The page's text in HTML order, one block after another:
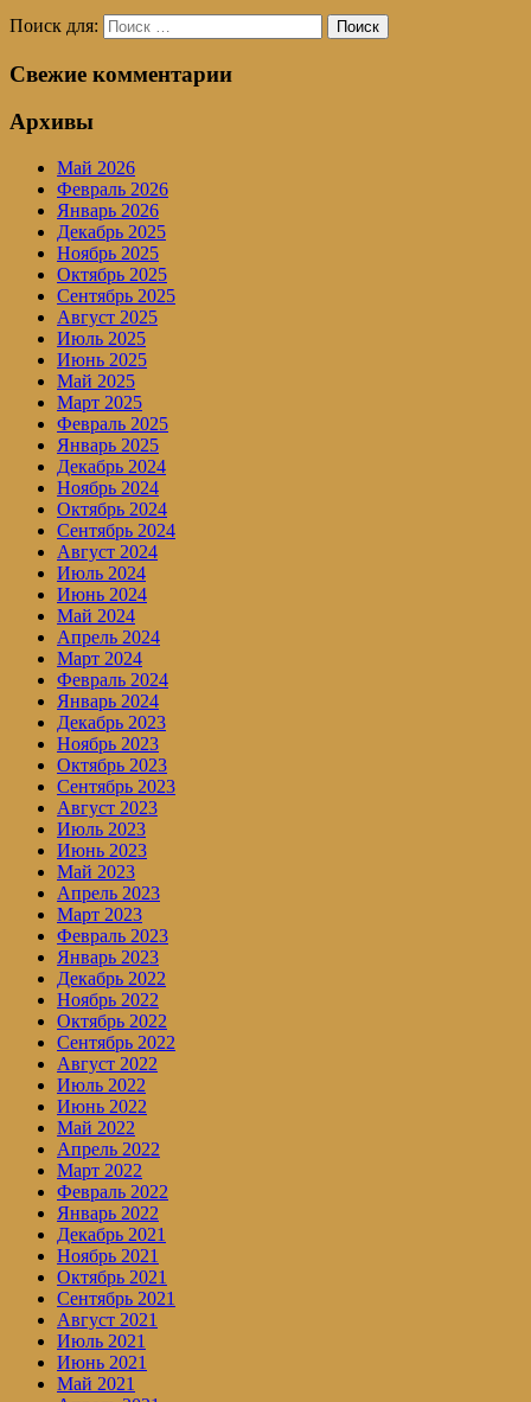
Поиск для: Поиск
Свежие комментарии
Архивы
Май 2026
Февраль 2026
Январь 2026
Декабрь 2025
Ноябрь 2025
Октябрь 2025
Сентябрь 2025
Август 2025
Июль 2025
Июнь 2025
Май 2025
Март 2025
Февраль 2025
Январь 2025
Декабрь 2024
Ноябрь 2024
Октябрь 2024
Сентябрь 2024
Август 2024
Июль 2024
Июнь 2024
Май 2024
Апрель 2024
Март 2024
Февраль 2024
Январь 2024
Декабрь 2023
Ноябрь 2023
Октябрь 2023
Сентябрь 2023
Август 2023
Июль 2023
Июнь 2023
Май 2023
Апрель 2023
Март 2023
Февраль 2023
Январь 2023
Декабрь 2022
Ноябрь 2022
Октябрь 2022
Сентябрь 2022
Август 2022
Июль 2022
Июнь 2022
Май 2022
Апрель 2022
Март 2022
Февраль 2022
Январь 2022
Декабрь 2021
Ноябрь 2021
Октябрь 2021
Сентябрь 2021
Август 2021
Июль 2021
Июнь 2021
Май 2021